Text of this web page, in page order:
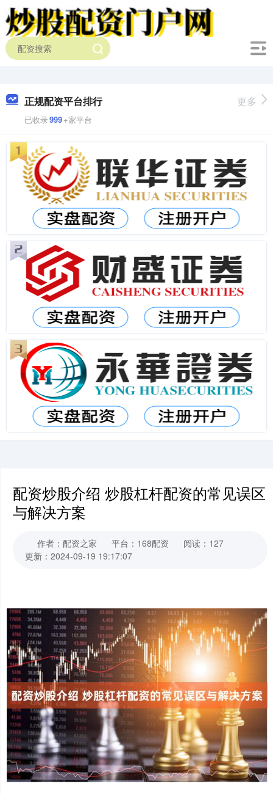
正规配资平台排行
已收录999+家平台
更多
配资炒股介绍 炒股杠杆配资的常见误区
与解决方案
作者：配资之家 平台：168配资
阅读：127
更新：2024-09-19 19:17:07